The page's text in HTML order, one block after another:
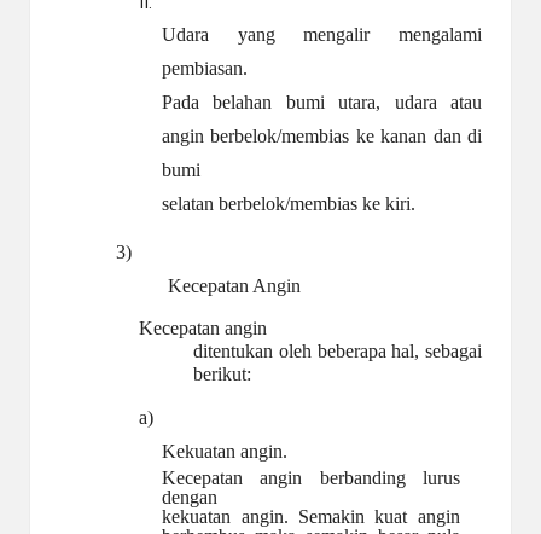
II.
Udara yang mengalir mengalami
pembiasan.
Pada belahan bumi utara, udara atau
angin berbelok/membias ke kanan dan di
bumi
selatan berbelok/membias ke kiri.
3)
Kecepatan Angin
Kecepatan angin
ditentukan oleh beberapa hal, sebagai
berikut:
a)
Kekuatan angin.
Kecepatan angin berbanding lurus
dengan
kekuatan angin. Semakin kuat angin